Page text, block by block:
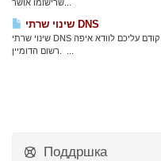
שינוי שרתי DNS
שינוי שרתי DNS נעשה בממשק של רשם הדומיינים בלבד, ולכן קודם עליכם לוודא איפה
Поддршка